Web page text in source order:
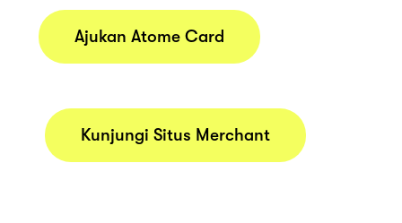
Ajukan Atome Card
Kunjungi Situs Merchant